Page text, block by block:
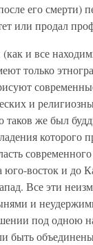
его смерти)
или продал
(как и все
только
и
таков же был
которого
юго-восток и до
Все эти
и
под одною
быть